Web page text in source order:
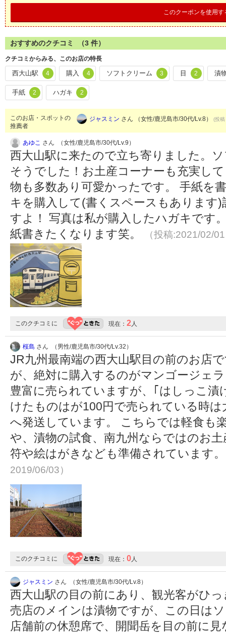
このクーポンを使用す
おすすめのクチコミ （3 件）
クチコミからみる、このお店の特長
西大山駅 4 購入 4 ソフトクリーム 3 目 2 漬
手紙 2 ハガキ 2
このお店・スポットの
推薦者
ジャスミン さん （女性/鹿児島市/30代/Lv.8） (投
あゆこ さん （女性/鹿児島市/30代/Lv.9）
西大山駅に来たので立ち寄りました。
そうでした！お土産コーナーも充実し
物も多数あり可愛かったです。 手紙を
キを購入して(書くスペースもあります
すよ！ 写真は私が購入したハガキです
紙書きたくなります笑。
（投稿:2021/02/
このクチコミに 現在： 2人
桜島 さん （男性/鹿児島市/30代/Lv.32）
JR九州最南端の西大山駅目の前のお店
が、絶対に購入するのがマンゴージェ
豊富に売られていますが、｢はしっこ漬
けたものはが100円で売られている時
へ発送しています。 こちらでは軽食も
や、漬物の試食、南九州ならではのお
符や絵はがきなども準備されています
2019/06/03）
このクチコミに 現在： 0人
ジャスミン さん （女性/鹿児島市/30代/Lv.8）
西大山駅の目の前にあり、観光客がひ
売店のメインは漬物ですが、この日は
店舗前の休憩席で、開聞岳を目の前に